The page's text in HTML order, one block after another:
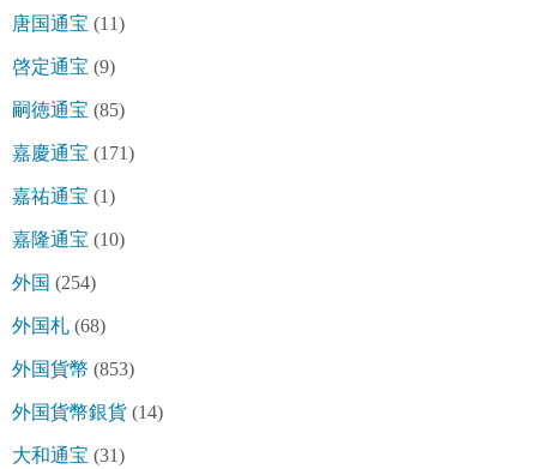
唐国通宝 (11)
啓定通宝 (9)
嗣徳通宝 (85)
嘉慶通宝 (171)
嘉祐通宝 (1)
嘉隆通宝 (10)
外国 (254)
外国札 (68)
外国貨幣 (853)
外国貨幣銀貨 (14)
大和通宝 (31)